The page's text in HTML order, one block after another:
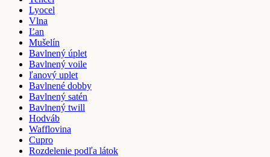
Lyocel
Vlna
Ľan
Mušelín
Bavlnený úplet
Bavlnený voile
ľanový uplet
Bavlnené dobby
Bavlnený satén
Bavlnený twill
Hodváb
Wafflovina
Cupro
Rozdelenie podľa látok